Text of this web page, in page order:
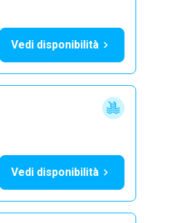
Vedi disponibilità
Vedi disponibilità